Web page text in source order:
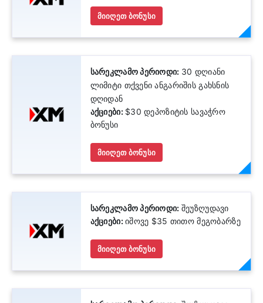
მიიღეთ ბონუსი
სარეკლამო პერიოდი: 30 დღიანი
ლიმიტი თქვენი ანგარიშის გახსნის
დღიდან
აქციები: $30 დეპოზიტის სავაჭრო
ბონუსი
მიიღეთ ბონუსი
სარეკლამო პერიოდი: შეუზღუდავი
აქციები:იშოვე $35 თითო მეგობარზე
მიიღეთ ბონუსი